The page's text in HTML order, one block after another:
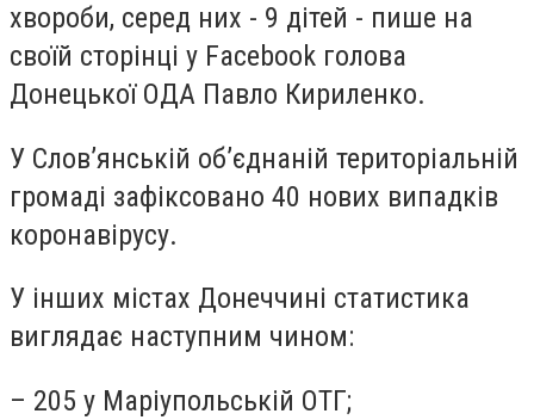
хвороби, серед них - 9 дітей - пише на
своїй сторінці у Facebook голова
Донецької ОДА Павло Кириленко.
У Слов’янській об’єднаній територіальній
громаді зафіксовано 40 нових випадків
коронавірусу.
У інших містах Донеччині статистика
виглядає наступним чином:
– 205 у Маріупольській ОТГ;